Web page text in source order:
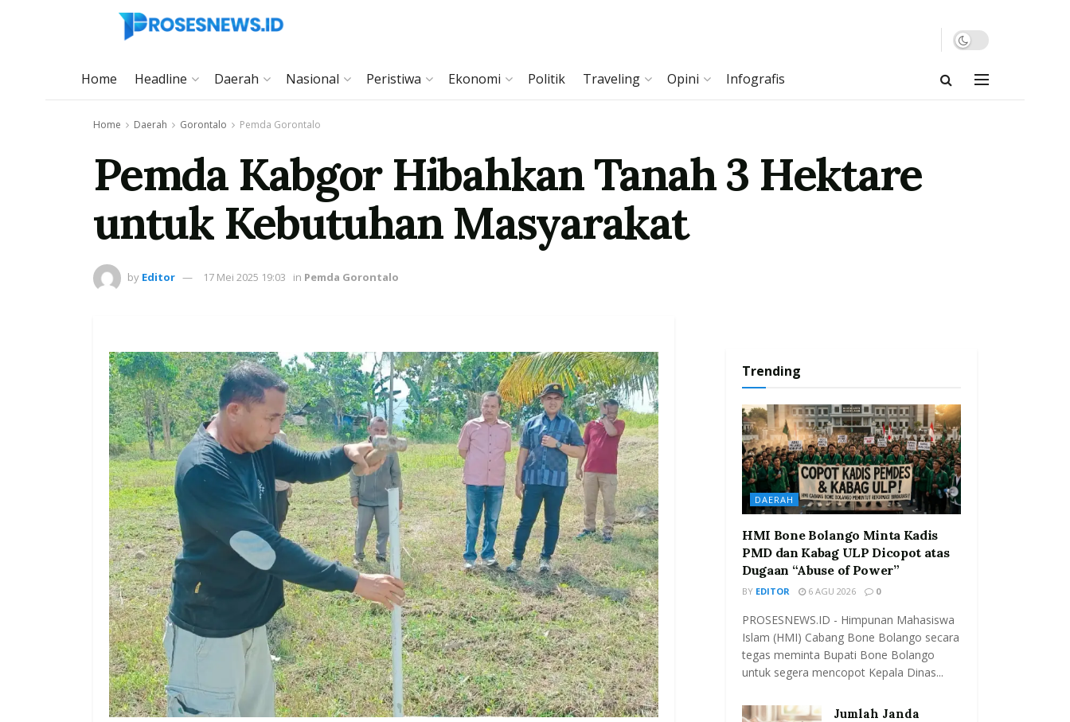
Home Headline Daerah Nasional Peristiwa Ekonomi Politik Traveling Opini Infografis
Home Daerah Gorontalo Pemda Gorontalo
Pemda Kabgor Hibahkan Tanah 3 Hektare
untuk Kebutuhan Masyarakat
by Editor 17 Mei 2025 19:03 in Pemda Gorontalo
Trending
DAERAH
HMI Bone Bolango Minta Kadis
PMD dan Kabag ULP Dicopot atas
Dugaan “Abuse of Power”
BY EDITOR 6 AGU 2026 0
PROSESNEWS.ID - Himpunan Mahasiswa
Islam (HMI) Cabang Bone Bolango secara
tegas meminta Bupati Bone Bolango
untuk segera mencopot Kepala Dinas...
Jumlah Janda